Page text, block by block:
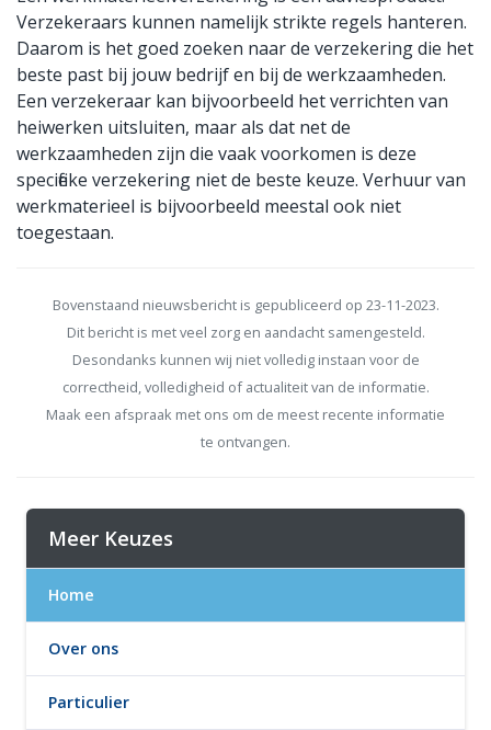
Verzekeraars kunnen namelijk strikte regels hanteren.
Daarom is het goed zoeken naar de verzekering die het
beste past bij jouw bedrijf en bij de werkzaamheden.
Een verzekeraar kan bijvoorbeeld het verrichten van
heiwerken uitsluiten, maar als dat net de
werkzaamheden zijn die vaak voorkomen is deze
specifieke verzekering niet de beste keuze. Verhuur van
werkmaterieel is bijvoorbeeld meestal ook niet
toegestaan.
Bovenstaand nieuwsbericht is gepubliceerd op 23-11-2023.
Dit bericht is met veel zorg en aandacht samengesteld.
Desondanks kunnen wij niet volledig instaan voor de
correctheid, volledigheid of actualiteit van de informatie.
Maak een afspraak met ons om de meest recente informatie
te ontvangen.
Meer Keuzes
Home
Over ons
Particulier